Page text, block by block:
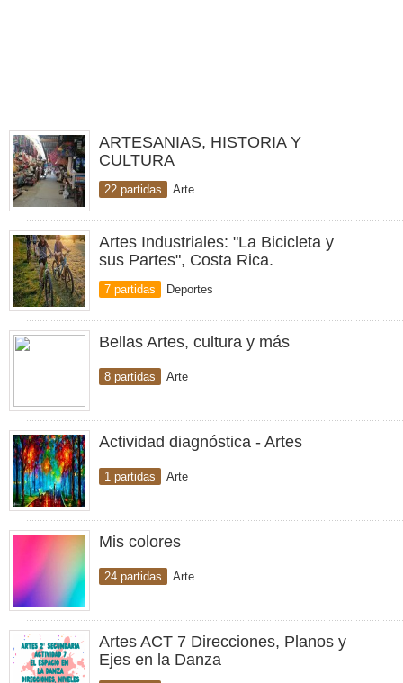
ARTESANIAS, HISTORIA Y
CULTURA
22 partidas Arte
Artes Industriales: "La Bicicleta y
sus Partes", Costa Rica.
7 partidas Deportes
Bellas Artes, cultura y más
8 partidas Arte
Actividad diagnóstica - Artes
1 partidas Arte
Mis colores
24 partidas Arte
Artes ACT 7 Direcciones, Planos y
Ejes en la Danza